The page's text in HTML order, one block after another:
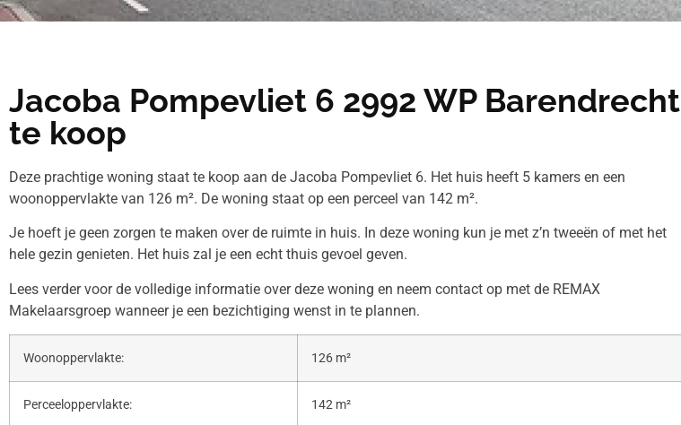
Jacoba Pompevliet 6 2992 WP Barendrecht
te koop
Deze prachtige woning staat te koop aan de Jacoba Pompevliet 6. Het huis heeft 5 kamers en een
woonoppervlakte van 126 m². De woning staat op een perceel van 142 m².
Je hoeft je geen zorgen te maken over de ruimte in huis. In deze woning kun je met z’n tweeën of met het
hele gezin genieten. Het huis zal je een echt thuis gevoel geven.
Lees verder voor de volledige informatie over deze woning en neem contact op met de REMAX
Makelaarsgroep wanneer je een bezichtiging wenst in te plannen.
Woonoppervlakte: 126 m²
Perceeloppervlakte: 142 m²